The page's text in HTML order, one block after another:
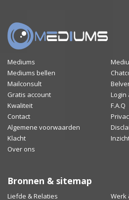
Mediums
Mediums bellen
Mailconsult
Gratis account
Login
Kwaliteit
F.A.Q
Contact
Algemene voorwaarden
Klacht
Over ons
Bronnen & sitemap
Liefde & Relaties Werk